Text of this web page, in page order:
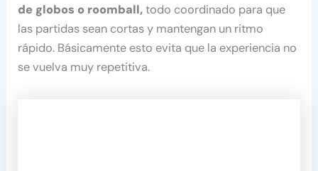
de globos o roomball,todo coordinado para que
las partidas sean cortas y mantengan un ritmo
rápido. Básicamente esto evita que la experiencia no
se vuelva muy repetitiva.